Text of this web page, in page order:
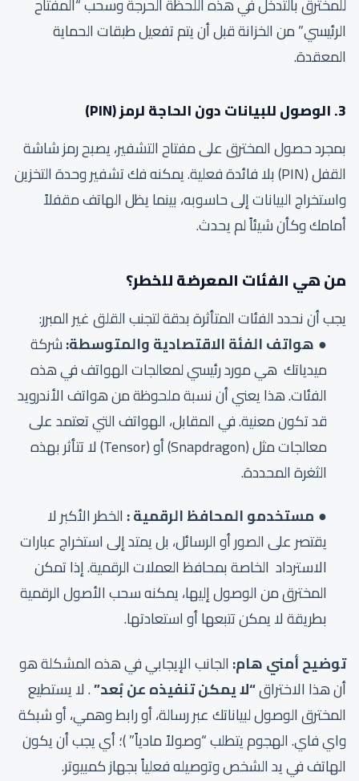
للمخترق بالتدخل في هذه اللحظة الحرجة وسحب “المفتاح
الرئيسي” من الخزانة قبل أن يتم تفعيل طبقات الحماية
المعقدة.
3. الوصول للبيانات دون الحاجة لرمز (PIN)
بمجرد حصول المخترق على مفتاح التشفير، يصبح رمز شاشة
القفل (PIN) بلا فائدة فعلية. يمكنه فك تشفير وحدة التخزين
واستخراج البيانات إلى حاسوبه، بينما يظل الهاتف مقفلاً
أمامك وكأن شيئاً لم يحدث.
من هي الفئات المعرضة للخطر؟
يجب أن نحدد الفئات المتأثرة بدقة لتجنب القلق غير المبرر:
هواتف الفئة الاقتصادية والمتوسطة:شركة
ميدياتك هي مورد رئيسي لمعالجات الهواتف في هذه
الفئات. هذا يعني أن نسبة ملحوظة من هواتف الأندرويد
قد تكون معنية. في المقابل، الهواتف التي تعتمد على
معالجات مثل (Snapdragon) أو (Tensor) لا تتأثر بهذه
الثغرة المحددة.
مستخدمو المحافظ الرقمية : الخطر الأكبر لا
يقتصر على الصور أو الرسائل، بل يمتد إلى استخراج عبارات
الاسترداد الخاصة بمحافظ العملات الرقمية. إذا تمكن
المخترق من الوصول إليها، يمكنه سحب الأصول الرقمية
بطريقة لا يمكن تتبعها أو استعادتها.
توضيح أمني هام: الجانب الإيجابي في هذه المشكلة هو
أن هذا الاختراق“لا يمكن تنفيذه عن بُعد”. لا يستطيع
المخترق الوصول لبياناتك عبر رسالة، أو رابط وهمي، أو شبكة
واي فاي. الهجوم يتطلب “وصولاً مادياً” )؛ أي يجب أن يكون
الهاتف في يد الشخص وتوصيله فعلياً بجهاز كمبيوتر.